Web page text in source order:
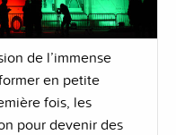
de l’immense
en petite
fois, les
pour devenir des